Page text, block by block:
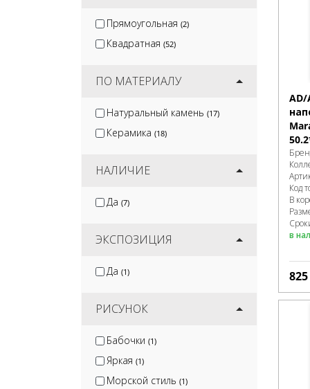
Прямоугольная (2)
Квадратная (52)
ПО МАТЕРИАЛУ
Натуральный камень (17)
Керамика (18)
НАЛИЧИЕ
Да (7)
ЭКСПОЗИЦИЯ
Да (1)
РИСУНОК
Бабочки (1)
Яркая (1)
Морской стиль (1)
AD/
Код
В
в
825